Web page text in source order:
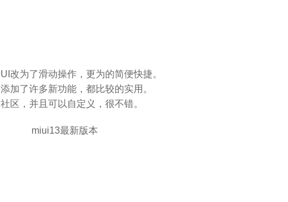
改为了滑动操作，更为的简便快捷。
加了许多新功能，都比较的实用。
区，并且可以自定义，很不错。